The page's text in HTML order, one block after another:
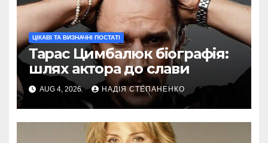
ЦІКАВІ ТА ВИЗНАЧНІ ПОСТАТІ
Тарас Цимбалюк біографія:
шлях актора до слави
AUG 4, 2026 НАДІЯ СТЕПАНЕНКО